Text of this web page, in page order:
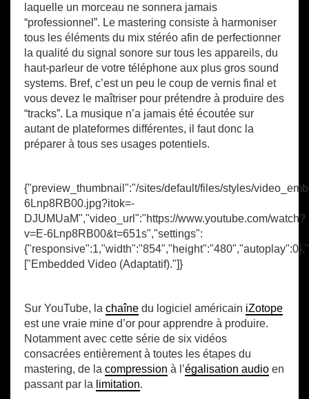
laquelle un morceau ne sonnera jamais
“professionnel”. Le mastering consiste à harmoniser
tous les éléments du mix stéréo afin de perfectionner
la qualité du signal sonore sur tous les appareils, du
haut-parleur de votre téléphone aux plus gros sound
systems. Bref, c’est un peu le coup de vernis final et
vous devez le maîtriser pour prétendre à produire des
“tracks”. La musique n’a jamais été écoutée sur
autant de plateformes différentes, il faut donc la
préparer à tous ses usages potentiels.
{"preview_thumbnail":"/sites/default/files/styles/
6Lnp8RB00.jpg?itok=-
DJUMUaM","video_url":"https://www.youtube.com/watch?
v=E-6Lnp8RB00&t=651s","settings":
["Embedded Video (Adaptatif)."]}
Sur YouTube, la chaîne du logiciel américain iZotope
est une vraie mine d’or pour apprendre à produire.
Notamment avec cette série de six vidéos
consacrées entièrement à toutes les étapes du
mastering, de la compression à l’égalisation audio en
passant par la limitation.